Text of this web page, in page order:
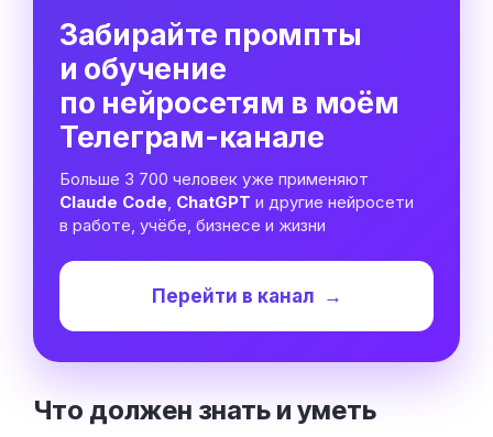
Забирайте промпты
и обучение
по нейросетям в моём
Телеграм-канале
Больше 3 700 человек уже применяют
Claude Code ChatGPT и другие нейросети
в работе, учёбе, бизнесе и жизни
Перейти в канал →
Что должен знать и уметь